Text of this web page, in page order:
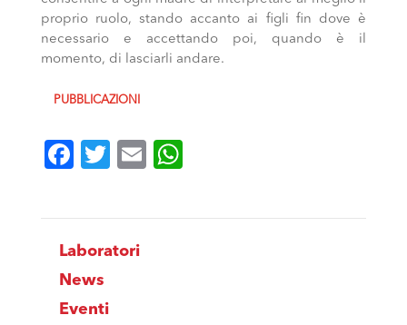
proprio ruolo, stando accanto ai figli fin dove è
necessario e accettando poi, quando è il
momento, di lasciarli andare.
PUBBLICAZIONI
Facebook
Twitter
Email
Laboratori
News
Eventi